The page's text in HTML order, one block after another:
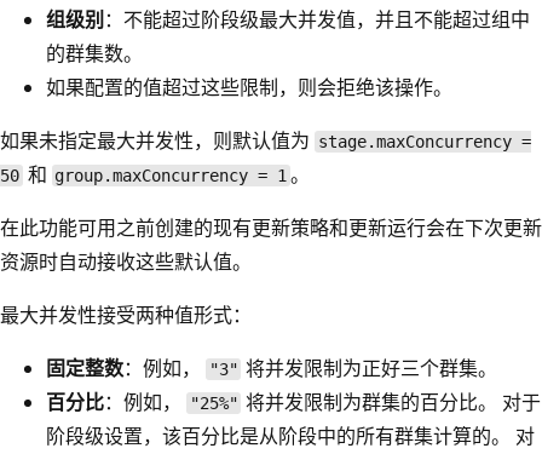
组级别 ：不能超过阶段级最大并发值，并且不能超过组中
的群集数。
如果配置的值超过这些限制，则会拒绝该操作。
如果未指定最大并发性，则默认值为 stage.maxConcurrency =
50 和 group.maxConcurrency = 1 。
在此功能可用之前创建的现有更新策略和更新运行会在下次更新
资源时自动接收这些默认值。
最大并发性接受两种值形式：
固定整数：例如， "3" 将并发限制为正好三个群集。
百分比：例如， "25%" 将并发限制为群集的百分比。 对于
阶段级设置，该百分比是从阶段中的所有群集计算的。 对